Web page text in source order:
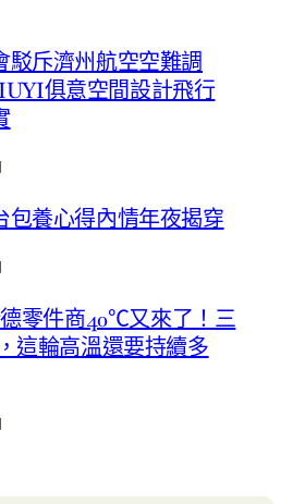
駁斥濟州航空空難調
俱意空間設計飛行
包養心得內情年夜揭穿
零件商40℃又來了！三
這輪高溫還要持續多